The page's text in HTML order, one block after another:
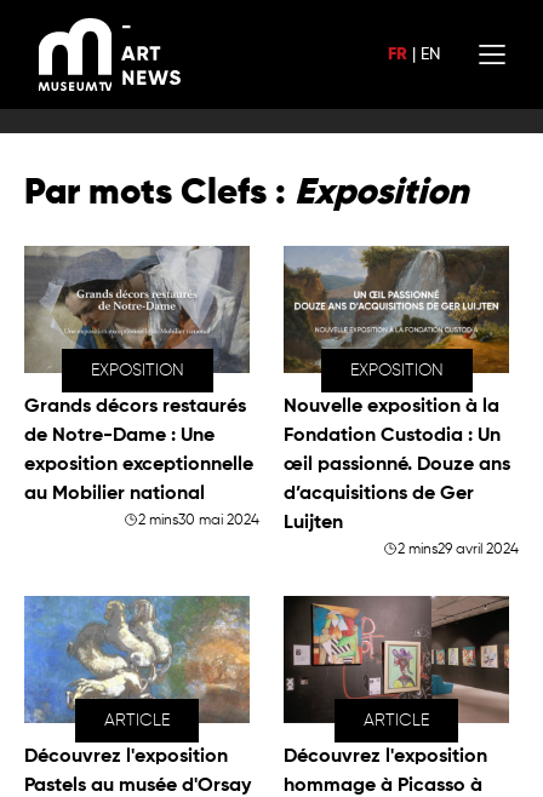
contenu
FR EN
Par mots Clefs : Exposition
EXPOSITION
Grands décors restaurés
de Notre-Dame : Une
exposition exceptionnelle
au Mobilier national
2 mins30 mai 2024
EXPOSITION
Nouvelle exposition à la
Fondation Custodia : Un
œil passionné. Douze ans
d’acquisitions de Ger
Luijten
2 mins29 avril 2024
ARTICLE
Découvrez l'exposition
Pastels au musée d'Orsay
ARTICLE
Découvrez l'exposition
hommage à Picasso à